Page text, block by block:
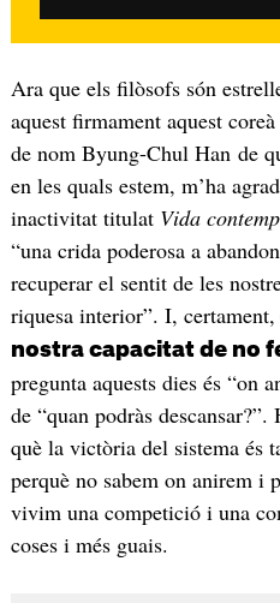
Ara que els filòsofs són
aquest firmament aquest
de nom Byung-Chul Han de
en les quals estem, m’ha
inactivitat titulat Vida
“una crida poderosa a
recuperar el sentit de les
riquesa interior”. I, certament,
nostra capacitat de no
pregunta aquests dies és “on
de “quan podràs
què la victòria del sistema és
perquè no sabem on anirem i
vivim una competició i una
coses i més guais.